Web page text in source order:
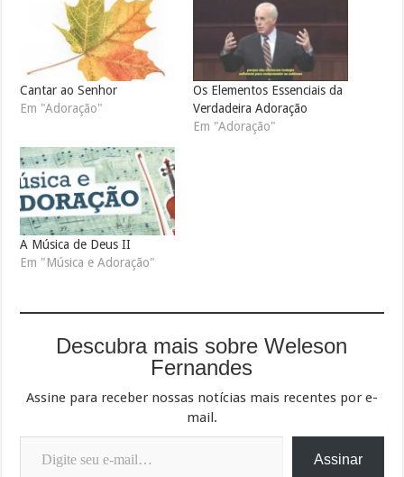
Cantar ao Senhor
Em "Adoração"
Os Elementos Essenciais da
Verdadeira Adoração
Em "Adoração"
A Música de Deus II
Em "Música e Adoração"
Descubra mais sobre Weleson
Fernandes
Assine para receber nossas notícias mais recentes por e-
mail.
Digite seu e-mail…
Assinar